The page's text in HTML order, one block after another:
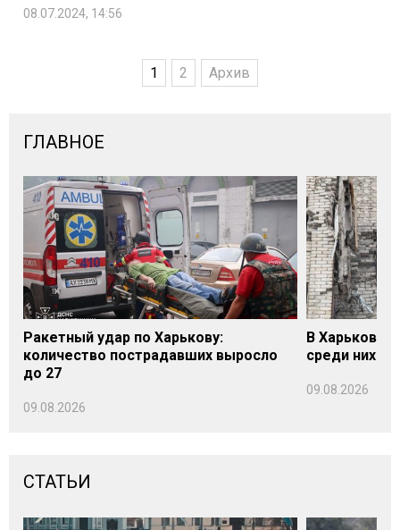
08.07.2024, 14:56
1 2 Архив
ГЛАВНОЕ
Ракетный удар по Харькову:
количество пострадавших выросло
до 27
09.08.2026
В Харькове
среди них -
09.08.2026
СТАТЬИ